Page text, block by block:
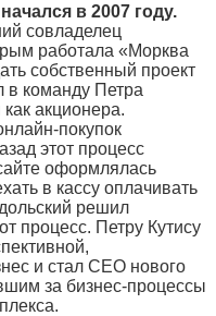
в 2007 году.
совладелец
работала «Морква
собственный проект
в команду Петра
как акционера.
покупок
этот процесс
оформлялась
в кассу оплачивать
решил
процесс. Петру Кутису
и стал СЕО нового
за бизнес-процессы